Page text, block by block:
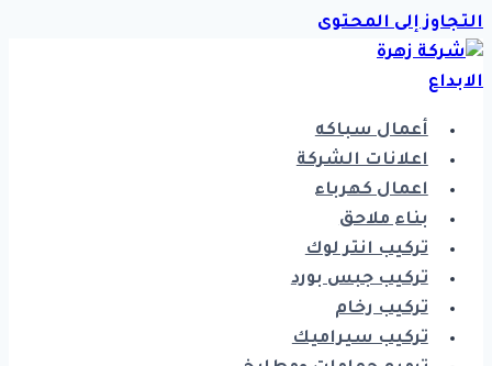
التجاوز إلى المحتوى
أعمال سباكه
اعلانات الشركة
اعمال كهرباء
بناء ملاحق
تركيب انتر لوك
تركيب جبس بورد
تركيب رخام
تركيب سيراميك